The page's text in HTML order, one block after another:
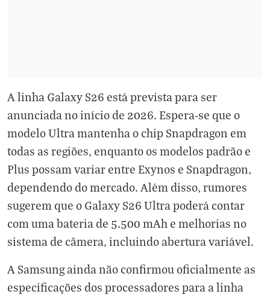
A linha Galaxy S26 está prevista para ser
anunciada no início de 2026. Espera-se que o
modelo Ultra mantenha o chip Snapdragon em
todas as regiões, enquanto os modelos padrão e
Plus possam variar entre Exynos e Snapdragon,
dependendo do mercado. Além disso, rumores
sugerem que o Galaxy S26 Ultra poderá contar
com uma bateria de 5.500 mAh e melhorias no
sistema de câmera, incluindo abertura variável.
A Samsung ainda não confirmou oficialmente as
especificações dos processadores para a linha